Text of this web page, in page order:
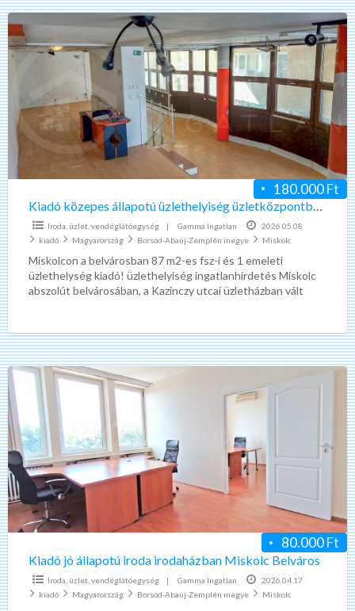
Kiadó
közepes
állapotú
üzlethelyiség
üzletközpontban
Miskolc
Belváros
180.000 Ft
Kiadó közepes állapotú üzlethelyiség üzletközpontban Miskolc Belváros
Iroda, üzlet, vendéglátóegység | Gamma Ingatlan
2026.05.08
kiadó
Magyarország Borsod-Abaúj-Zemplén megye Miskolc
Miskolcon a belvárosban 87 m2-es fsz-i és 1 emeleti
üzlethelység kiadó! üzlethelyiség ingatlanhirdetés Miskolc
abszolút belvárosában, a Kazinczy utcai üzletházban vált
Kiadó
jó
állapotú
iroda
irodaházban
Miskolc
Belváros
80.000 Ft
Kiadó jó állapotú iroda irodaházban Miskolc Belváros
Iroda, üzlet, vendéglátóegység | Gamma Ingatlan
2026.04.17
kiadó
Magyarország Borsod-Abaúj-Zemplén megye Miskolc